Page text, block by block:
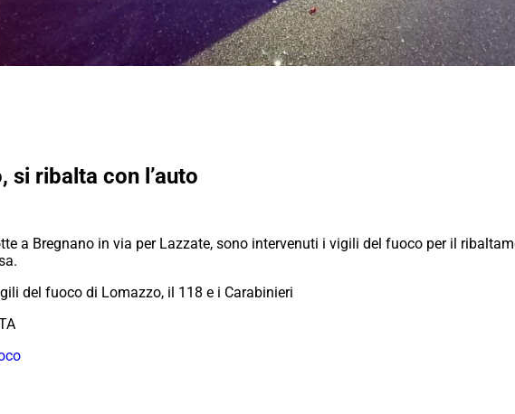
si ribalta con l’auto
a Bregnano in via per Lazzate, sono intervenuti i vigili del fuoco per il
del fuoco di Lomazzo, il 118 e i Carabinieri